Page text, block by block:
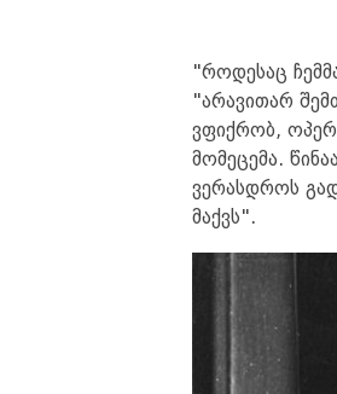
"როდესაც
"არავითარ
ვფიქრობ,
მომეცემა.
ვერასდროს
მაქვს".